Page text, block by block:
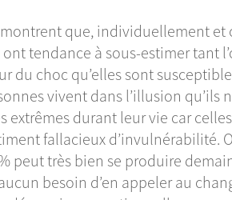
que, individuellement
tendance à sous-estimer tant
du choc qu’elles sont
vivent dans l’illusion qu’ils
extrêmes durant leur vie car
fallacieux d’invulnérabilité.
peut très bien se produire
besoin d’en appeler au